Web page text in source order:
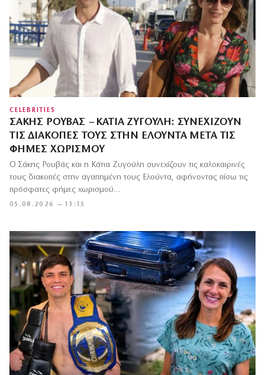
CELEBRITIES
ΣΆΚΗΣ ΡΟΥΒΆΣ – ΚΆΤΙΑ ΖΥΓΟΎΛΗ: ΣΥΝΕΧΊΖΟΥΝ
ΤΙΣ ΔΙΑΚΟΠΈΣ ΤΟΥΣ ΣΤΗΝ ΕΛΟΎΝΤΑ ΜΕΤΆ ΤΙΣ
ΦΉΜΕΣ ΧΩΡΙΣΜΟΎ
05.08.2026 — 13:15
Ο Σάκης Ρουβάς και η Κάτια Ζυγούλη συνεχίζουν τις καλοκαιρινές
τους διακοπές στην αγαπημένη τους Ελούντα, αφήνοντας πίσω τις
πρόσφατες φήμες χωρισμού…